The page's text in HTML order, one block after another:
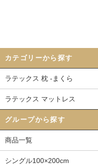
カテゴリーから探す
ラテックス 枕 -まくら
ラテックス マットレス
グループから探す
商品一覧
シングル100×200cm